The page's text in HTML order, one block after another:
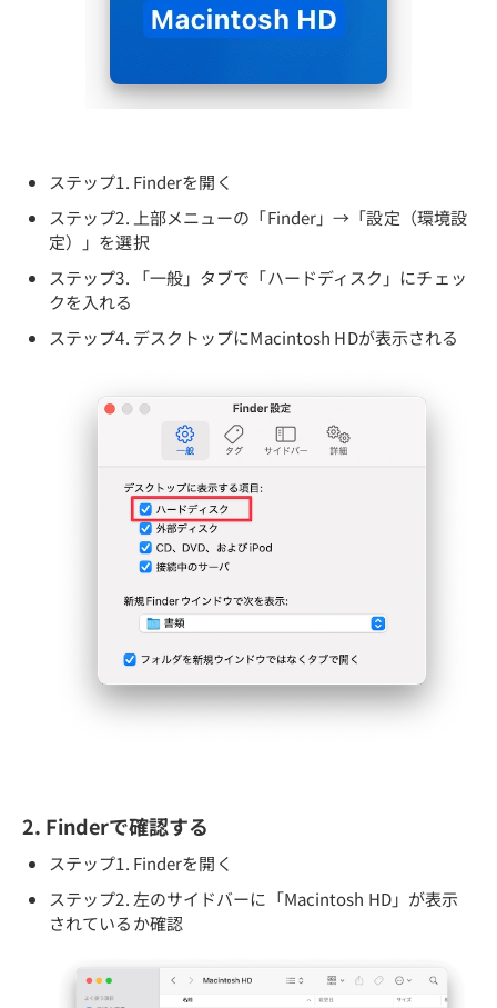
ステップ1. Finderを開く
ステップ2. 上部メニューの「Finder」→「設定（環境設
定）」を選択
ステップ3. 「一般」タブで「ハードディスク」にチェッ
クを入れる
ステップ4. デスクトップにMacintosh HDが表示される
2. Finderで確認する
ステップ1. Finderを開く
ステップ2. 左のサイドバーに「Macintosh HD」が表示
されているか確認